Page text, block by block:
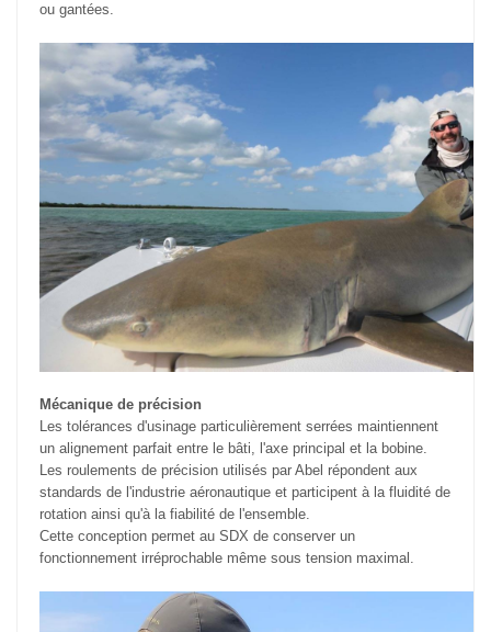
ou gantées.
Mécanique de précision
Les tolérances d'usinage particulièrement serrées maintiennent
un alignement parfait entre le bâti, l'axe principal et la bobine.
Les roulements de précision utilisés par Abel répondent aux
standards de l'industrie aéronautique et participent à la fluidité de
rotation ainsi qu'à la fiabilité de l'ensemble.
Cette conception permet au SDX de conserver un
fonctionnement irréprochable même sous tension maximal.